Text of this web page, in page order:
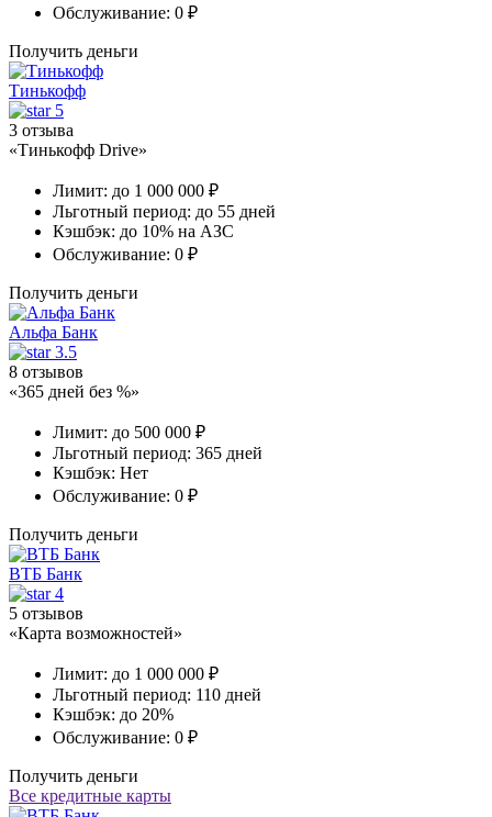
Обслуживание: 0 ₽
Получить деньги
Тинькофф
5
3 отзыва
«Тинькофф Drive»
Лимит: до 1 000 000 ₽
Льготный период: до 55 дней
Кэшбэк: до 10% на АЗС
Обслуживание: 0 ₽
Получить деньги
Альфа Банк
3.5
8 отзывов
«365 дней без %»
Лимит: до 500 000 ₽
Льготный период: 365 дней
Кэшбэк: Нет
Обслуживание: 0 ₽
Получить деньги
ВТБ Банк
4
5 отзывов
«Карта возможностей»
Лимит: до 1 000 000 ₽
Льготный период: 110 дней
Кэшбэк: до 20%
Обслуживание: 0 ₽
Получить деньги
Все кредитные карты